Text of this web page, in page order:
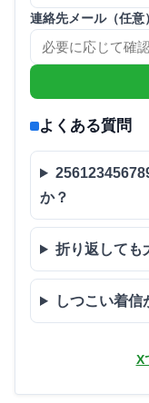
連絡先メール（任意）
よくある質問
か？
折り返しても
しつこい着信
X